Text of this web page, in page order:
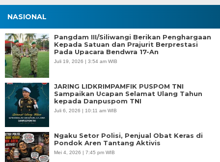
NASIONAL
Pangdam III/Siliwangi Berikan Penghargaan
Kepada Satuan dan Prajurit Berprestasi
Pada Upacara Bendwra 17-An
Juli 19, 2026 | 3:54 am WIB
JARING LIDKRIMPAMFIK PUSPOM TNI
Sampaikan Ucapan Selamat Ulang Tahun
kepada Danpuspom TNI
Juli 6, 2026 | 10:11 am WIB
Ngaku Setor Polisi, Penjual Obat Keras di
Pondok Aren Tantang Aktivis
Mei 4, 2026 | 7:45 pm WIB